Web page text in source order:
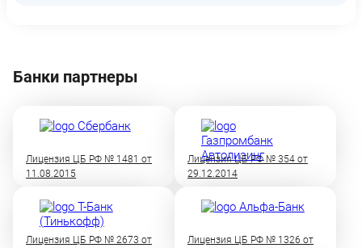
Банки партнеры
Лицензия ЦБ РФ № 1481 от
11.08.2015
Лицензия ЦБ РФ № 354 от
29.12.2014
Лицензия ЦБ РФ № 2673 от
Лицензия ЦБ РФ № 1326 от